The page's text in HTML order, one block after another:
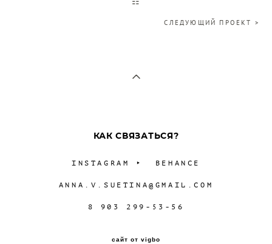
СЛЕДУЮЩИЙ ПРОЕКТ >
КАК СВЯЗАТЬСЯ?
INSTAGRAM ‣ BEHANCE
ANNA.V.SUETINA@GMAIL.COM
8 903 299-53-56
сайт от vigbo